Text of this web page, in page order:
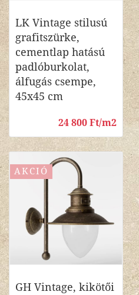
LK Vintage stilusú
grafitszürke,
cementlap hatású
padlóburkolat,
álfugás csempe,
45x45 cm
24 800 Ft/m2
AKCIÓ
GH Vintage, kikötői